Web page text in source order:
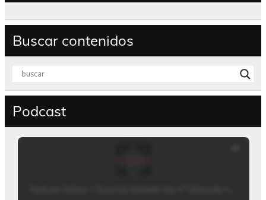
Buscar contenidos
Podcast